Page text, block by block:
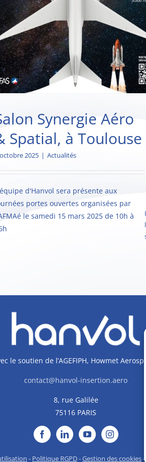
Synergie Aéro
Spatial, à Toulouse
2025 | Actualités
d'Hanvol sera présente aux
portes ouvertes organisées par
le samedi 15 mars 2025 de 10h à
le soutien de l’AGEFIPH, Howmet
contact@hanvol-insertion.aero
8, rue Galilée
75116 PARIS
- Politique RGPD-Gestion des cookies-